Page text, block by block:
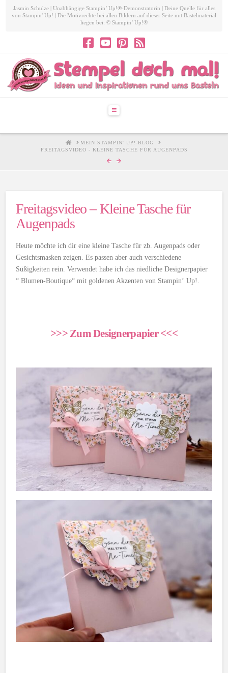
Jasmin Schulze | Unabhängige Stampin’ Up!®-Demonstratorin | Deine Quelle für alles
von Stampin' Up! | Die Motivrechte bei allen Bildern auf dieser Seite mit Bastelmaterial
liegen bei: © Stampin’ Up!®
Navigation
HOMEMEIN STAMPIN' UP!-BLOG
FREITAGSVIDEO - KLEINE TASCHE FÜR AUGENPADS
Freitagsvideo – Kleine Tasche für
Augenpads
Heute möchte ich dir eine kleine Tasche für zb. Augenpads oder
Gesichtsmasken zeigen. Es passen aber auch verschiedene
Süßigkeiten rein. Verwendet habe ich das niedliche Designerpapier
“ Blumen-Boutique“ mit goldenen Akzenten von Stampin‘ Up!.
>>> Zum Designerpapier <<<